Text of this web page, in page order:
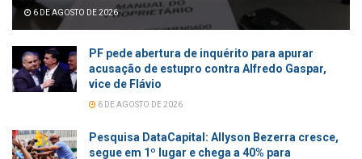
6 DE AGOSTO DE 2026
PF pede abertura de inquérito para apurar
acusação de estupro contra Alfredo Gaspar,
vice de Flávio
6 DE AGOSTO DE 2026
Pesquisa DataCapital: Allyson Bezerra cresce,
segue em 1º lugar e chega a 40% para